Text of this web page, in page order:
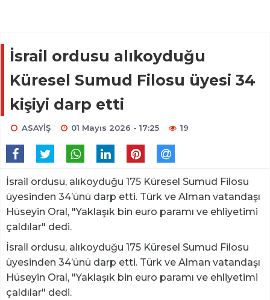
İsrail ordusu alıkoyduğu
Küresel Sumud Filosu üyesi 34
kişiyi darp etti
ASAYİŞ 01 Mayıs 2026 - 17:25 19
İsrail ordusu, alıkoyduğu 175 Küresel Sumud Filosu
üyesinden 34’ünü darp etti. Türk ve Alman vatandaşı
Hüseyin Oral, "Yaklaşık bin euro paramı ve ehliyetimi
çaldılar" dedi.
İsrail ordusu, alıkoyduğu 175 Küresel Sumud Filosu
üyesinden 34’ünü darp etti. Türk ve Alman vatandaşı
Hüseyin Oral, "Yaklaşık bin euro paramı ve ehliyetimi
çaldılar" dedi.